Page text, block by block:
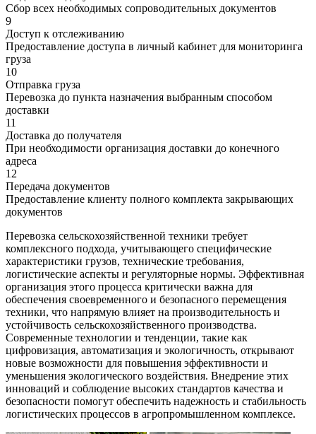
Сбор всех необходимых сопроводительных документов
9
Доступ к отслеживанию
Предоставление доступа в личный кабинет для мониторинга
груза
10
Отправка груза
Перевозка до пункта назначения выбранным способом
доставки
11
Доставка до получателя
При необходимости организация доставки до конечного
адреса
12
Передача документов
Предоставление клиенту полного комплекта закрывающих
документов
Перевозка сельскохозяйственной техники требует
комплексного подхода, учитывающего специфические
характеристики грузов, технические требования,
логистические аспекты и регуляторные нормы. Эффективная
организация этого процесса критически важна для
обеспечения своевременного и безопасного перемещения
техники, что напрямую влияет на производительность и
устойчивость сельскохозяйственного производства.
Современные технологии и тенденции, такие как
цифровизация, автоматизация и экологичность, открывают
новые возможности для повышения эффективности и
уменьшения экологического воздействия. Внедрение этих
инноваций и соблюдение высоких стандартов качества и
безопасности помогут обеспечить надежность и стабильность
логистических процессов в агропромышленном комплексе.